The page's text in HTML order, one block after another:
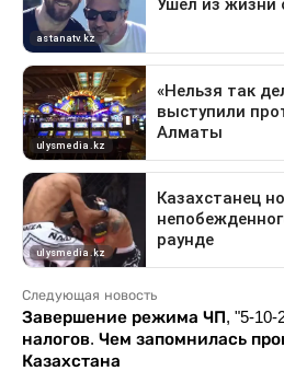
Следующая новость
Завершение режима ЧП, "5-10-
налогов. Чем запомнилась
Казахстана